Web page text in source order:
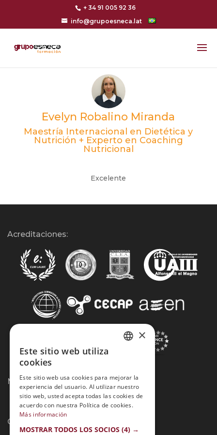
+ 34 91 005 92 36
info@grupoesneca.lat
Evelyn Robalino Miranda
Maestría Internacional en Dietética y
Nutrición + Experto en Coaching
Nutricional
Excelente
Acreditaciones:
Métodos de Pago:
Contacto:
×
Este sitio web utiliza
cookies
Este sitio web usa cookies para mejorar la
experiencia del usuario. Al utilizar nuestro
sitio web, usted acepta todas las cookies de
acuerdo con nuestra Política de cookies.
Más información
MOSTRAR TODOS LOS SOCIOS (4) →